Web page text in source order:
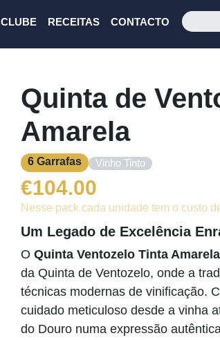
CLUBE RECEITAS CONTACTO
Quinta de
Amarela
6 Garrafas Vinho Tinto
€104.00
Nesse pack cada unidade tem o custo
Um Legado de Excelência
O Quinta Ventozelo Tinta Amarela
da Quinta de Ventozelo, onde a
técnicas modernas de vinificação.
cuidado meticuloso desde a vinha
do Douro numa expressão